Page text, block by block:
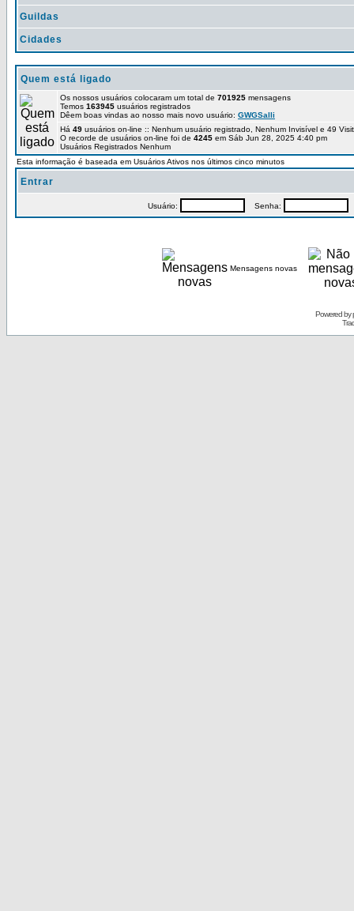
Guildas
Cidades
Quem está ligado
Os nossos usuários colocaram um total de 701925 mensagens
Temos 163945 usuários registrados
Dêem boas vindas ao nosso mais novo usuário: GWGSalli
Há 49 usuários on-line :: Nenhum usuário registrado, Nenhum Invisível e 49
O recorde de usuários on-line foi de 4245 em Sáb Jun 28, 2025 4:40 pm
Usuários Registrados Nenhum
Esta informação é baseada em Usuários Ativos nos últimos cinco minutos
Entrar
Usuário: Senha:
Mensagens novas
Powered by